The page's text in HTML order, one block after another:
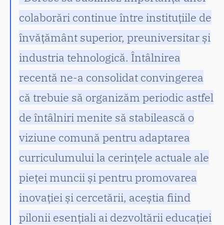
colaborări continue între instituțiile de
învățământ superior, preuniversitar și
industria tehnologică. Întâlnirea
recentă ne-a consolidat convingerea
că trebuie să organizăm periodic astfel
de întâlniri menite să stabilească o
viziune comună pentru adaptarea
curriculumului la cerințele actuale ale
pieței muncii și pentru promovarea
inovației și cercetării, aceștia fiind
pilonii esențiali ai dezvoltării educației